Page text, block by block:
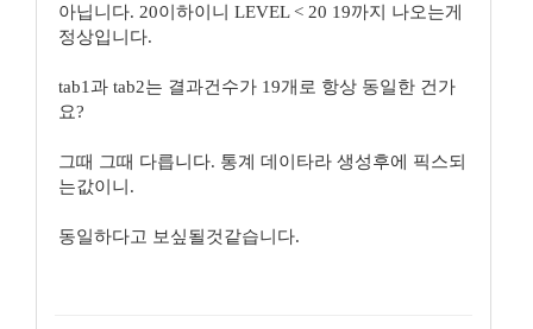
아닙니다. 20이하이니 LEVEL < 20 19까지 나오는게
정상입니다.
tab1과 tab2는 결과건수가 19개로 항상 동일한 건가
요?
그때 그때 다릅니다. 통계 데이타라 생성후에 픽스되
는값이니.
동일하다고 보싶될것같습니다.